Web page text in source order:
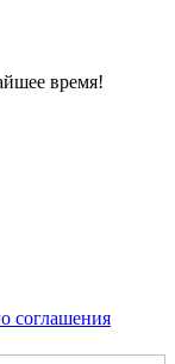
время!
соглашения